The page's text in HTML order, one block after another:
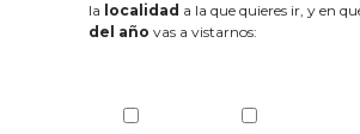
la localidad a la que quieres ir, y en
del año vas a vistarnos: